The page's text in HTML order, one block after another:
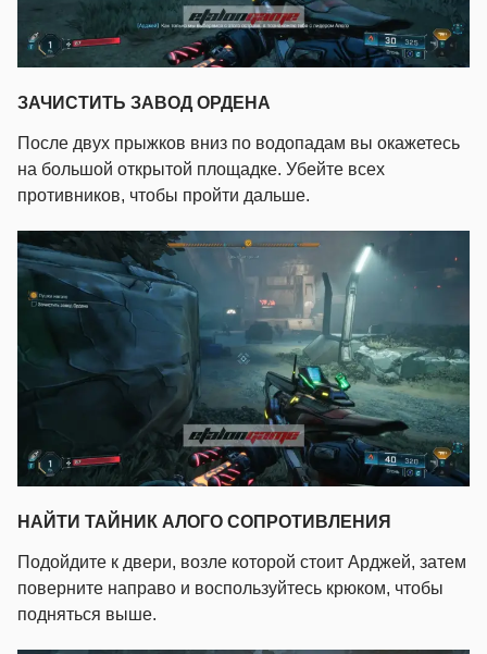
ЗАЧИСТИТЬ ЗАВОД ОРДЕНА
После двух прыжков вниз по водопадам вы окажетесь
на большой открытой площадке. Убейте всех
противников, чтобы пройти дальше.
НАЙТИ ТАЙНИК АЛОГО СОПРОТИВЛЕНИЯ
Подойдите к двери, возле которой стоит Арджей, затем
поверните направо и воспользуйтесь крюком, чтобы
подняться выше.